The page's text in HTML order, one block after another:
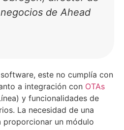
de Ahead
este no cumplía con
a integración con OTAs
y funcionalidades de
La necesidad de una
un módulo